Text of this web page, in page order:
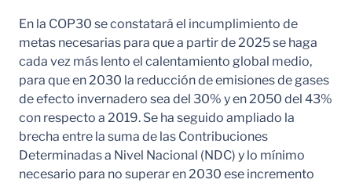
En la COP30 se constatará el incumplimiento de
metas necesarias para que a partir de 2025 se haga
cada vez más lento el calentamiento global medio,
para que en 2030 la reducción de emisiones de gases
de efecto invernadero sea del 30% y en 2050 del 43%
con respecto a 2019. Se ha seguido ampliado la
brecha entre la suma de las Contribuciones
Determinadas a Nivel Nacional (NDC) y lo mínimo
necesario para no superar en 2030 ese incremento